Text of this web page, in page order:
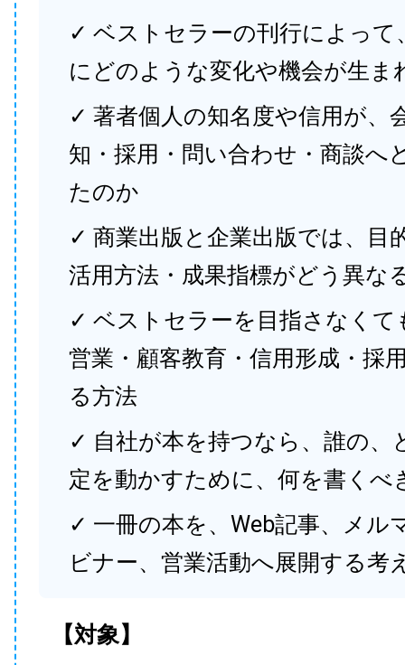
✓ ベストセラーの刊行によって
にどのような変化や機会が生ま
✓ 著者個人の知名度や信用が、
知・採用・問い合わせ・商談へ
たのか
✓ 商業出版と企業出版では、目
活用方法・成果指標がどう異な
✓ ベストセラーを目指さなくて
営業・顧客教育・信用形成・採
る方法
✓ 自社が本を持つなら、誰の、
定を動かすために、何を書くべ
✓ 一冊の本を、Web記事、メル
ビナー、営業活動へ展開する考
【対象】